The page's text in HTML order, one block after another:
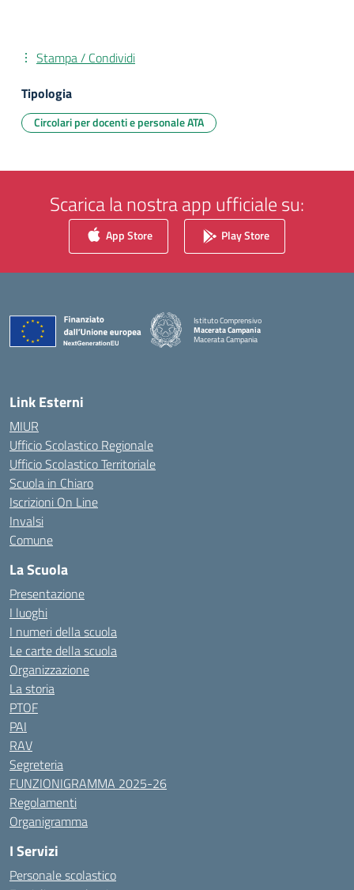
Stampa / Condividi
Tipologia
Circolari per docenti e personale ATA
Scarica la nostra app ufficiale su:
App Store Play Store
Istituto Comprensivo
Macerata Campania
Macerata Campania
— Visita la pagina iniziale della scuola
Link Esterni
MIUR
Ufficio Scolastico Regionale
Ufficio Scolastico Territoriale
Scuola in Chiaro
Iscrizioni On Line
Invalsi
Comune
La Scuola
Presentazione
I luoghi
I numeri della scuola
Le carte della scuola
Organizzazione
La storia
PTOF
PAI
RAV
Segreteria
FUNZIONIGRAMMA 2025-26
Regolamenti
Organigramma
I Servizi
Personale scolastico